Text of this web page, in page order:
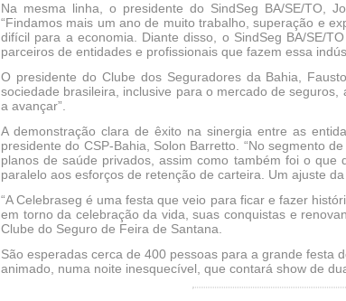
Na mesma linha, o presidente do SindSeg BA/SE/TO,
“Findamos mais um ano de muito trabalho, superação e
difícil para a economia. Diante disso, o SindSeg BA/SE/
parceiros de entidades e profissionais que fazem essa
O presidente do Clube dos Seguradores da Bahia,
sociedade brasileira, inclusive para o mercado de
a avançar”.
A demonstração clara de êxito na sinergia entre as
presidente do CSP-Bahia, Solon Barretto. “No segmento
planos de saúde privados, assim como também foi o que
paralelo aos esforços de retenção de carteira. Um ajuste
“A Celebraseg é uma festa que veio para ficar e fazer
em torno da celebração da vida, suas conquistas e
Clube do Seguro de Feira de Santana.
São esperadas cerca de 400 pessoas para a grande festa
animado, numa noite inesquecível, que contará show de